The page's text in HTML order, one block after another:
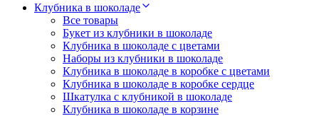
Клубника в шоколаде
Все товары
Букет из клубники в шоколаде
Клубника в шоколаде с цветами
Наборы из клубники в шоколаде
Клубника в шоколаде в коробке с цветами
Клубника в шоколаде в коробке сердце
Шкатулка с клубникой в шоколаде
Клубника в шоколаде в корзине